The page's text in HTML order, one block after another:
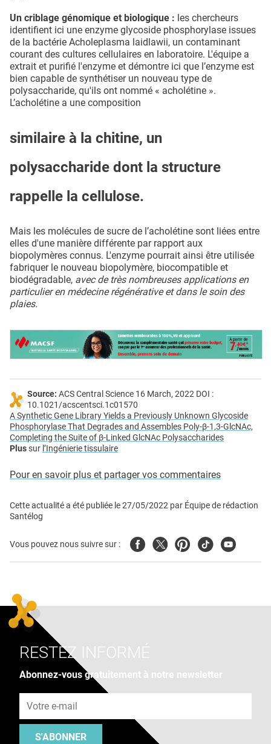
Un criblage génomique et biologique : les chercheurs
identifient ici une enzyme glycoside phosphorylase issues
de la bactérie Acholeplasma laidlawii, un contaminant
courant des cultures cellulaires en laboratoire. L'équipe a
extrait et purifié l'enzyme et démontre ici que l’enzyme est
bien capable de synthétiser un nouveau type de
polysaccharide, qu'ils ont nommé « acholétine ».
L’acholétine a une composition
similaire à la chitine, un
polysaccharide dont la structure
rappelle la cellulose.
Mais les molécules de sucre de l’acholétine sont liées entre
elles d'une manière différente par rapport aux
biopolymères connus. L'enzyme pourrait ainsi être utilisée
fabriquer le nouveau biopolymère, biocompatible et
biodégradable, avec de très nombreuses applications en
particulier en médecine régénérative et dans le soin des
plaies.
Source: ACS Central Science 16 March, 2022 DOI :
10.1021/acscentsci.1c01570
A Synthetic Gene Library Yields a Previously Unknown Glycoside
Phosphorylase That Degrades and Assembles Poly-β-1,3-GlcNAc,
Completing the Suite of β-Linked GlcNAc Polysaccharides
Plussur l’Ingénierie tissulaire
Pour en savoir plus et partager vos commentaires
Cette actualité a été publiée le27/05/2022 par Équipe de rédaction
Santélog
Vous pouvez nous suivre sur : FacebookTwitterPinterest
TiktokYoutube
RESTEZ INFORMÉ
Abonnez-vous gratuitement à notre newsletter
S'ABONNER